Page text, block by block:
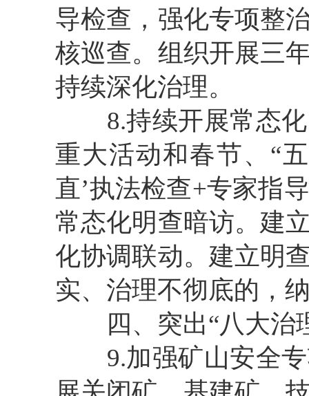
导检查，强化专项整
核巡查。组织开展三
持续深化治理。
8.持续开展常态
重大活动和春节、 “
直’执法检查+专家指
常态化明查暗访。建
化协调联动。建立明
实、治理不彻底的，
四、突出“八大治
9.加强矿山安全